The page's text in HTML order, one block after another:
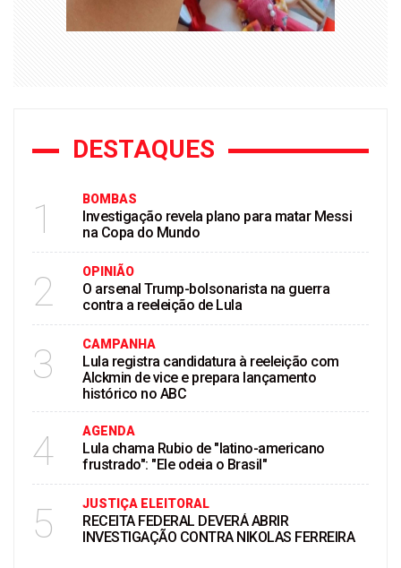
DESTAQUES
1 BOMBAS
Investigação revela plano para matar Messi
na Copa do Mundo
2 OPINIÃO
O arsenal Trump-bolsonarista na guerra
contra a reeleição de Lula
3 CAMPANHA
Lula registra candidatura à reeleição com
Alckmin de vice e prepara lançamento
histórico no ABC
4 AGENDA
Lula chama Rubio de "latino-americano
frustrado": "Ele odeia o Brasil"
5 JUSTIÇA ELEITORAL
RECEITA FEDERAL DEVERÁ ABRIR
INVESTIGAÇÃO CONTRA NIKOLAS FERREIRA